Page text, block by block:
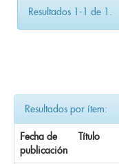
Resultados 1-1 de 1.
Resultados por ítem:
Fecha de
publicación
Título